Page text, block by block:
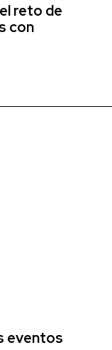
reto de
con
eventos